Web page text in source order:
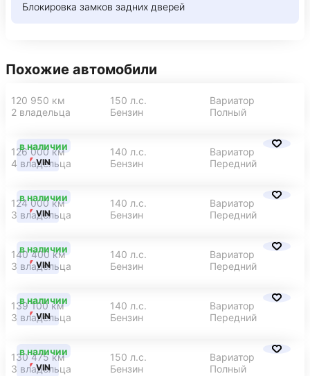
Блокировка замков задних дверей
Похожие автомобили
в наличии
VIN
120 950 км 150 л.с.
Вариатор
2 владельца
Бензин Полный
в наличии
VIN
126 000 км 140 л.с.
Вариатор
4 владельца
Бензин Передний
в наличии
VIN
124 000 км 140 л.с.
Вариатор
3 владельца
Бензин Передний
в наличии
VIN
140 400 км 140 л.с.
Вариатор
3 владельца
Бензин Передний
в наличии
VIN
139 100 км 140 л.с.
Вариатор
3 владельца
Бензин Передний
130 475 км 150 л.с.
Вариатор
3 владельца
Бензин Полный